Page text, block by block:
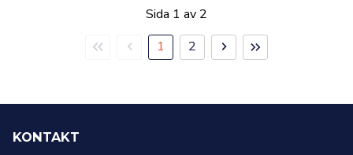
Sida 1 av 2
Första
sidan
Föregående
sida
1 2
Nästa
sida
Sista
sidan
KONTAKT